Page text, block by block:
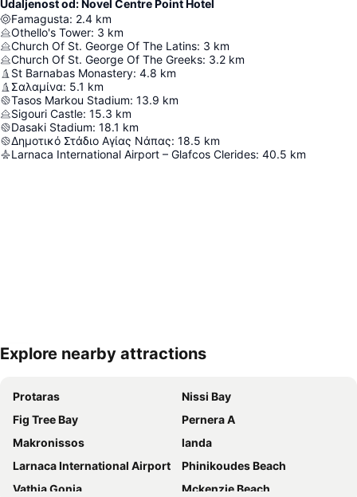
Udaljenost od: Novel Centre Point Hotel
Famagusta: 2.4 km
Othello's Tower: 3 km
Church Of St. George Of The Latins: 3 km
Church Of St. George Of The Greeks: 3.2 km
St Barnabas Monastery: 4.8 km
Σαλαμίνα: 5.1 km
Tasos Markou Stadium: 13.9 km
Sigouri Castle: 15.3 km
Dasaki Stadium: 18.1 km
Δημοτικό Στάδιο Αγίας Νάπας: 18.5 km
Larnaca International Airport – Glafcos Clerides: 40.5 km
Explore nearby attractions
Protaras
Nissi Bay
Fig Tree Bay
Pernera A
Makronissos
landa
Larnaca International Airport
Phinikoudes Beach
Vathia Gonia
Mckenzie Beach